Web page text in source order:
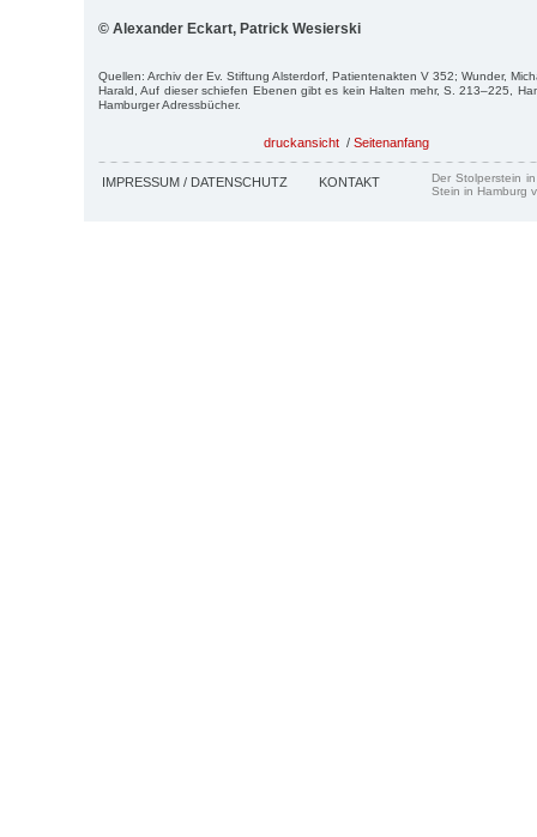
© Alexander Eckart, Patrick Wesierski
Quellen: Archiv der Ev. Stiftung Alsterdorf, Patientenakten V 352; Wunder,
Harald, Auf dieser schiefen Ebenen gibt es kein Halten mehr, S. 213–225,
Hamburger Adressbücher.
druckansicht / Seitenanfang
IMPRESSUM / DATENSCHUTZ KONTAKT
Der Stolperstein
Stein in Hamburg